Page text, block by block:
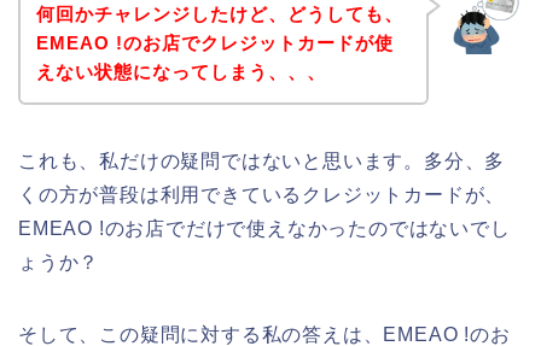
何回かチャレンジしたけど、どうしても、
EMEAO !のお店でクレジットカードが使
えない状態になってしまう、、、
これも、私だけの疑問ではないと思います。多分、多
くの方が普段は利用できているクレジットカードが、
EMEAO !のお店でだけで使えなかったのではないでし
ょうか？
そして、この疑問に対する私の答えは、EMEAO !のお